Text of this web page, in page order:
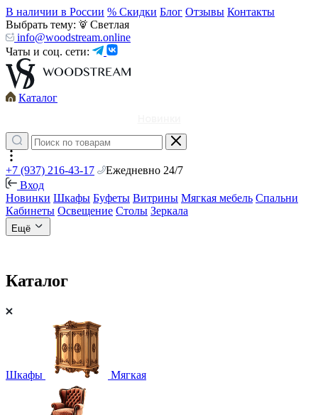
В наличии в России % Скидки Блог Отзывы Контакты
Выбрать тему:
Светлая
info@woodstream.online
Чаты и соц. сети:
Каталог
+7 (937) 216-43-17
Ежедневно 24/7
Вход
Новинки Шкафы Буфеты Витрины Мягкая мебель Спальни
Кабинеты Освещение Столы Зеркала
Ещё
Каталог
Шкафы Мягкая